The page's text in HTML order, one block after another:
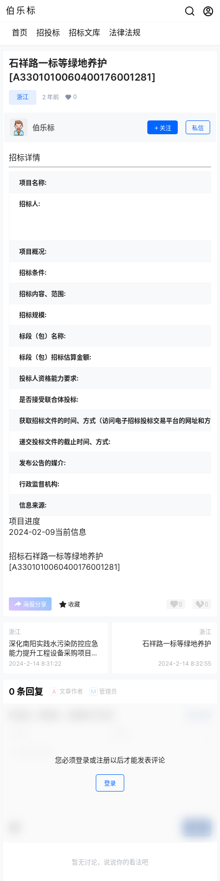
伯乐标
首页 招投标 招标文库 法律法规
石祥路一标等绿地养护
[A3301010060400176001281]
浙江 2 年前 0
伯乐标 关注 私信
招标详情
项目名称:
招标人:
项目概况:
招标条件:
招标内容、范围:
招标规模:
标段（包）名称:
标段（包）招标估算金额:
投标人资格能力要求:
是否接受联合体投标:
获取招标文件的时间、方式（访问电子招标投标交易平台的网址和方法
递交投标文件的截止时间、方式:
发布公告的媒介:
行政监督机构:
信息来源:
项目进度
2024-02-09当前信息
招标石祥路一标等绿地养护
[A3301010060400176001281]
海报分享 收藏 0 0
浙江
深化南阳实践水污染防控应急
能力提升工程设备采购项目
（非政府采购项目）
2024-2-14 8:31:22
浙江
石祥路一标等绿地养护
2024-2-14 8:32:55
0 条回复 A 文章作者 M 管理员
您必须登录或注册以后才能发表评论
登录
暂无讨论，说说你的看法吧